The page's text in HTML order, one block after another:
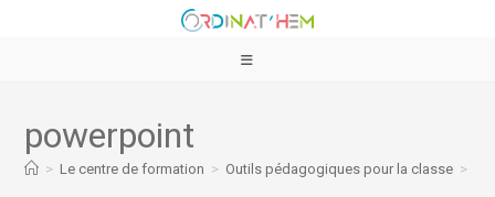
powerpoint
> Le centre de formation > Outils pédagogiques pour la classe >